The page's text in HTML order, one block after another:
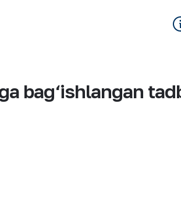
bag‘ishlangan